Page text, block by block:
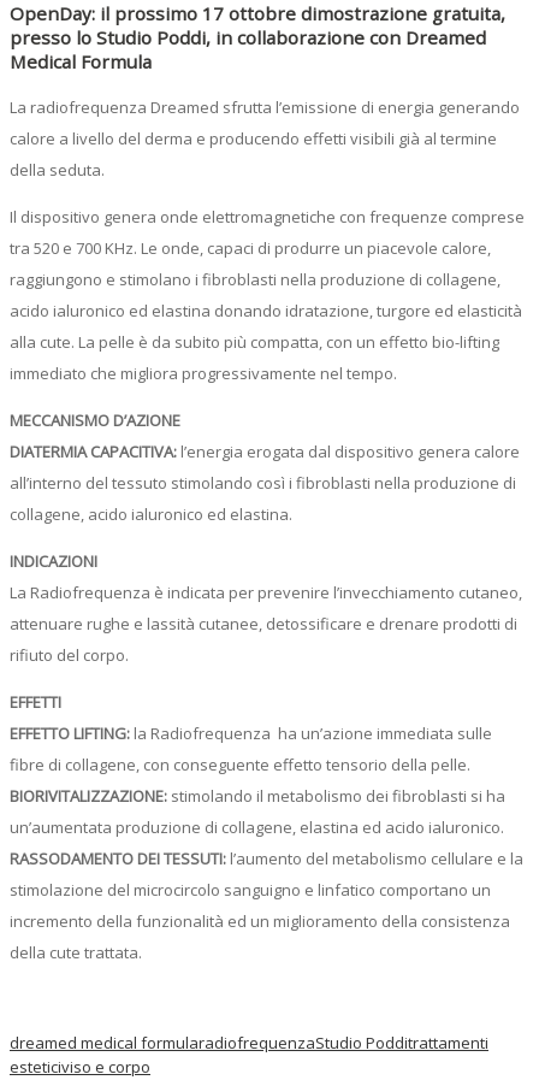
OpenDay: il prossimo 17 ottobre dimostrazione gratuita,
presso lo Studio Poddi, in collaborazione con Dreamed
Medical Formula
La radiofrequenza Dreamed sfrutta l’emissione di energia generando
calore a livello del derma e producendo effetti visibili già al termine
della seduta.
Il dispositivo genera onde elettromagnetiche con frequenze comprese
tra 520 e 700 KHz. Le onde, capaci di produrre un piacevole calore,
raggiungono e stimolano i fibroblasti nella produzione di collagene,
acido ialuronico ed elastina donando idratazione, turgore ed elasticità
alla cute. La pelle è da subito più compatta, con un effetto bio-lifting
immediato che migliora progressivamente nel tempo.
MECCANISMO D’AZIONE
DIATERMIA CAPACITIVA: l’energia erogata dal dispositivo genera calore
all’interno del tessuto stimolando così i fibroblasti nella produzione di
collagene, acido ialuronico ed elastina.
INDICAZIONI
La Radiofrequenza è indicata per prevenire l’invecchiamento cutaneo,
attenuare rughe e lassità cutanee, detossificare e drenare prodotti di
rifiuto del corpo.
EFFETTI
EFFETTO LIFTING: la Radiofrequenza ha un’azione immediata sulle
fibre di collagene, con conseguente effetto tensorio della pelle.
BIORIVITALIZZAZIONE: stimolando il metabolismo dei fibroblasti si ha
un’aumentata produzione di collagene, elastina ed acido ialuronico.
RASSODAMENTO DEI TESSUTI: l’aumento del metabolismo cellulare e la
stimolazione del microcircolo sanguigno e linfatico comportano un
incremento della funzionalità ed un miglioramento della consistenza
della cute trattata.
dreamed medical formularadiofrequenzaStudio Podditrattamenti
esteticiviso e corpo